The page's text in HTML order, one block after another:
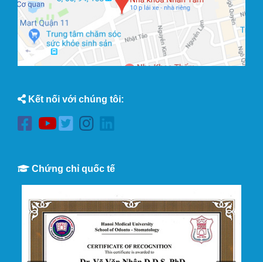
Kết nối với chúng tôi:
Chứng chỉ quốc tế